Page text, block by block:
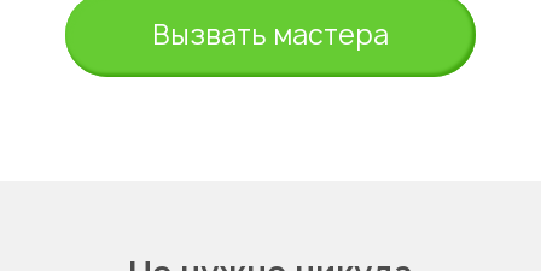
Вызвать мастера